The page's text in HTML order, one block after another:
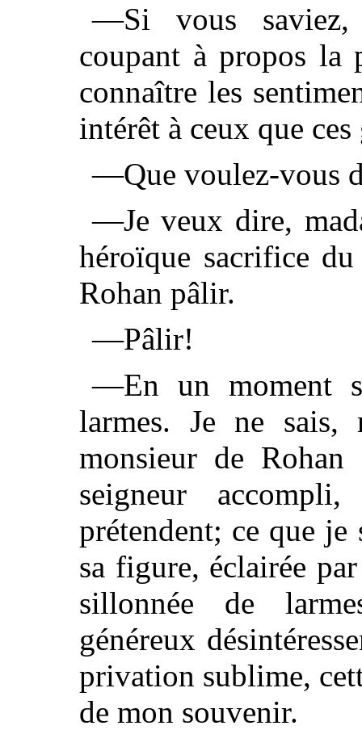
—Si vous saviez,
coupant à propos la
connaître les
intérêt à ceux que
—Que voulez-vous
—Je veux dire,
héroïque sacrifice
Rohan pâlir.
—Pâlir!
—En un moment
larmes. Je ne sais,
monsieur de
seigneur
prétendent; ce que je
sa figure, éclairée
sillonnée de
généreux
privation sublime,
de mon souvenir.